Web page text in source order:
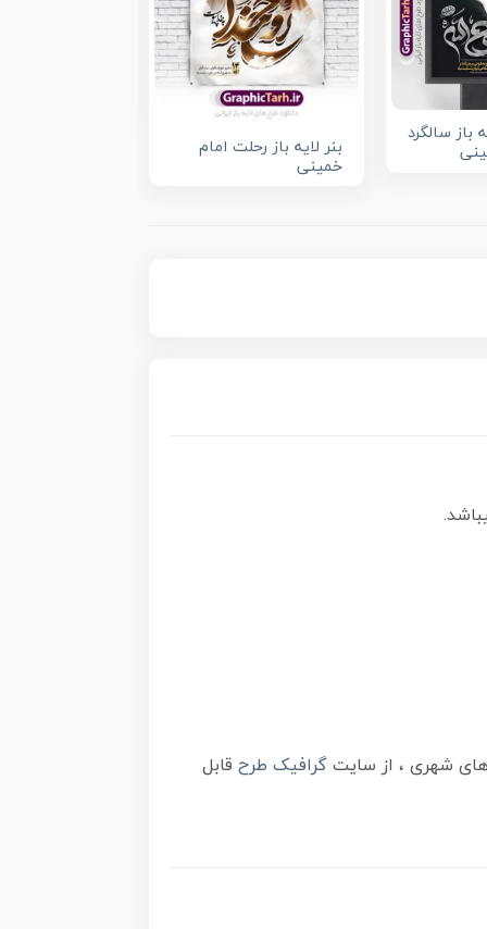
باز سالگرد
بنر لایه باز رحلت امام
خمینی
گرافیک طرحقابل